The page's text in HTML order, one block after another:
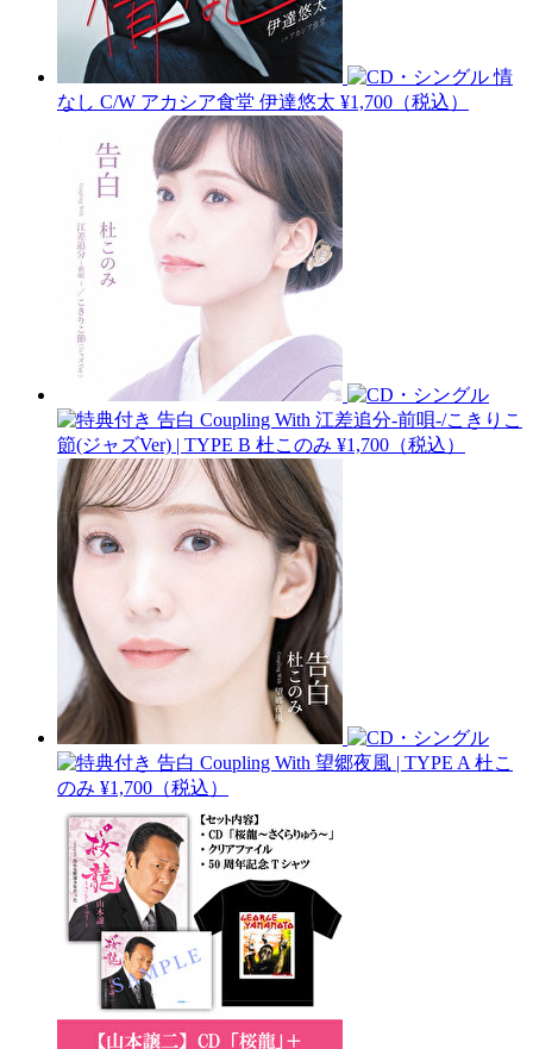
情
なし C/W アカシア食堂 伊達悠太 ¥1,700（税込）
告白 Coupling With 江差追分-前唄-/こきりこ
節(ジャズVer) | TYPE B 杜このみ ¥1,700（税込）
告白 Coupling With 望郷夜風 | TYPE A 杜こ
のみ ¥1,700（税込）